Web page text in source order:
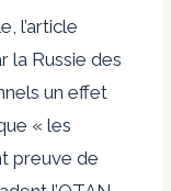
l’article
la Russie des
un effet
« les
preuve de